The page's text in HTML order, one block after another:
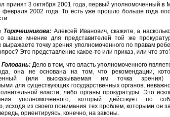
принят 3 октября 2001 года, первый уполномоченный в
февраля 2002 года. То есть уже прошло больше года
Торочешникова:Алексей Иванович, скажите, а
ваше мнение для представителей той же
точку зрения уполномоченного по правам
Это представление какое-то или приказ, или что
Дело в том, что власть уполномоченного
она не основана на том, что рекомендации,
(или высказываемая им точка зрения)
для существующих государственных органов,
власти, либо органы прокуратуры. Это
уполномоченного, который действует по
исходя из своего понимания тех проблем, которыми он
ориентируясь, конечно, на законы.